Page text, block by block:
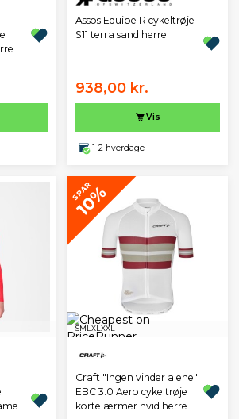
Assos Equipe R cykeltrøje
S11 terra sand herre
938,00 kr.
Vis
1-2 hverdage
SPAR
10%
SM LXLXXL
Craft "Ingen vinder alene"
EBC 3.0 Aero cykeltrøje
korte ærmer hvid herre